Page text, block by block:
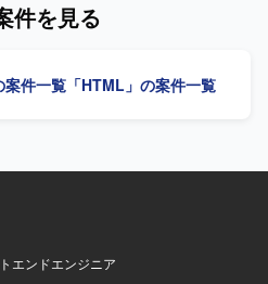
レートエンジン、CSSプリプ
イルを取り入れながら、機能
たゲームを実際に開発し、両ス
方、常により良いモノづくり
らご自身でもゲーム開発を担
る経験を数多く積める環境で
件を見る
案件一覧 「HTML」の案件一覧
エンドエンジニア